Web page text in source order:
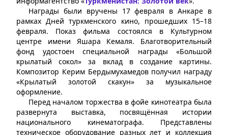
Награды были вручены 17 февраля в Анкаре в
рамках Дней туркменского кино, прошедших 15–18
февраля. Показ фильма состоялся в Культурном
центре имени Яшара Кемаля. Благотворительный
фонд удостоен специальной награды «Большой
крылатый сокол» за вклад в создание картины.
Композитор Керим Бердымухамедов получил награду
«Крылатый золотой скакун» за музыкальное
оформление.
Перед началом торжества в фойе кинотеатра была
развернута выставка, посвящённая истории
национального кинематографа. Представлены
техническое оборудование разных лет и коллекция